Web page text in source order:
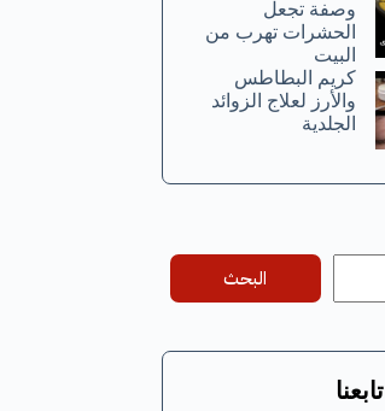
وصفة تجعل
الحشرات تهرب من
البيت
كريم البطاطس
والأرز لعلاج الزوائد
الجلدية
البحث
تابعنا